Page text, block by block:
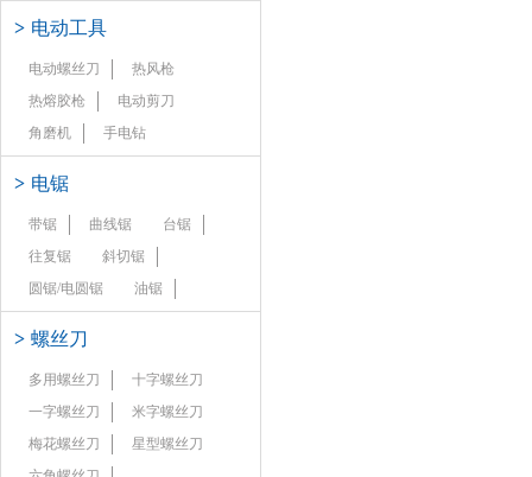
> 电动工具
电动螺丝刀
热风枪
热熔胶枪
电动剪刀
角磨机
手电钻
> 电锯
带锯 曲线锯
台锯
往复锯
斜切锯
圆锯/电圆锯
油锯
> 螺丝刀
多用螺丝刀
十字螺丝刀
一字螺丝刀
米字螺丝刀
梅花螺丝刀
星型螺丝刀